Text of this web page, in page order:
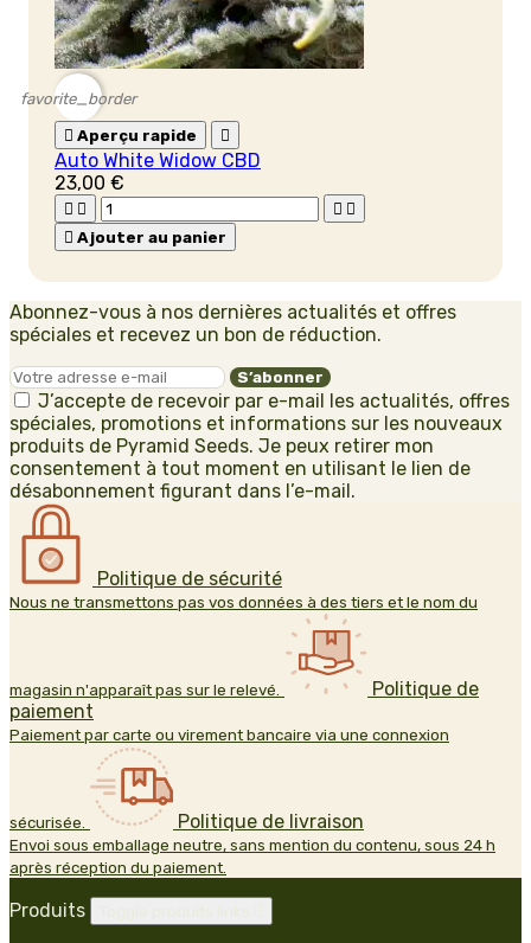
favorite_border
 Aperçu rapide 
Auto White Widow CBD
23,00 €
   
 Ajouter au panier
Abonnez-vous à nos dernières actualités et offres
spéciales et recevez un bon de réduction.
J’accepte de recevoir par e-mail les actualités, offres
spéciales, promotions et informations sur les nouveaux
produits de Pyramid Seeds. Je peux retirer mon
consentement à tout moment en utilisant le lien de
désabonnement figurant dans l’e-mail.
Politique de sécurité
Nous ne transmettons pas vos données à des tiers et le nom du
magasin n'apparaît pas sur le relevé.
Politique de
paiement
Paiement par carte ou virement bancaire via une connexion
sécurisée. Politique de livraison
Envoi sous emballage neutre, sans mention du contenu, sous 24 h
après réception du paiement.
Produits